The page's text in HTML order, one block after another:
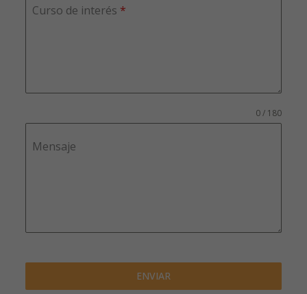
Curso de interés *
Mensaje
0 / 180
ENVIAR